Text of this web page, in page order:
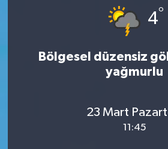
4°
Bölgesel düzensiz
yağmurlu
23 Mart
11:45